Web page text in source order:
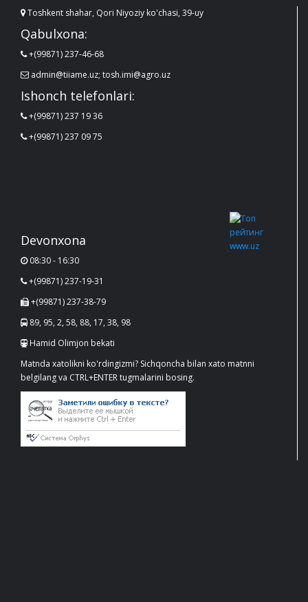
Toshkent shahar, Qori Niyoziy ko'chasi, 39-uy
Qabulxona:
+(99871) 237-46-68
admin@tiiame.uz; tosh.imi@agro.uz
Ishonch telefonlari:
+(99871) 237 19 36
+(99871) 237 09 75
Devonxona
08:30 - 16:30
+(99871) 237-19-31
+(99871) 237-38-79
89, 95, 2, 58, 88, 17, 38, 98
Hamid Olimjon bekati
Matnda xatolikni ko'rdingizmi? Sichqoncha bilan xato matnni
belgilang va CTRL+ENTER tugmalarini bosing.